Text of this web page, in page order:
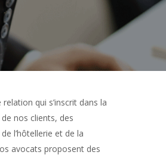
qui s’inscrit dans la
de nos clients, des
l’hôtellerie et de la
avocats proposent des